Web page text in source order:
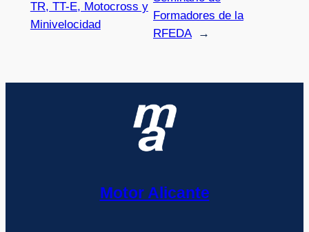
TR, TT-E, Motocross y
Minivelocidad
Formadores de la
RFEDA
→
Motor Alicante